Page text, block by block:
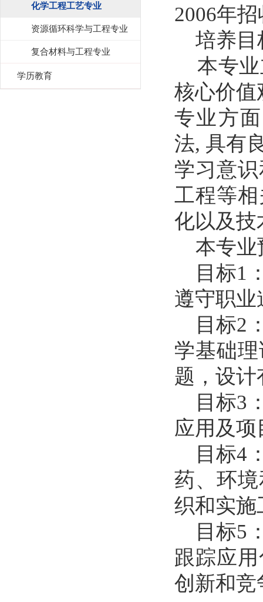
化学工程工艺专业
资源循环科学与工程专业
复合材料与工程专业
学历教育
2006年
培养目
本专业
核心价值
专业方
法, 具有
学习意
工程等
化以及技
本专业
目标1
遵守职业
目标2
学基础
题，设计
目标3
应用及
目标4
药、环
织和实施
目标5
跟踪应
创新和竞